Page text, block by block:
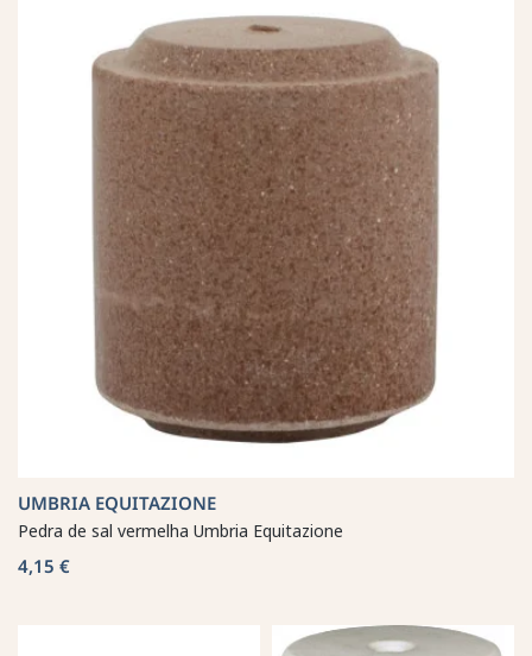
UMBRIA EQUITAZIONE
Pedra de sal vermelha Umbria Equitazione
4,15 €